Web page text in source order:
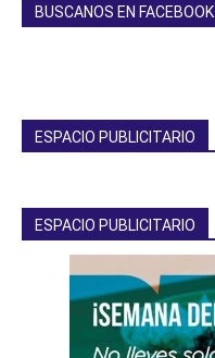
BUSCANOS EN FACEBOOK
ESPACIO PUBLICITARIO
ESPACIO PUBLICITARIO